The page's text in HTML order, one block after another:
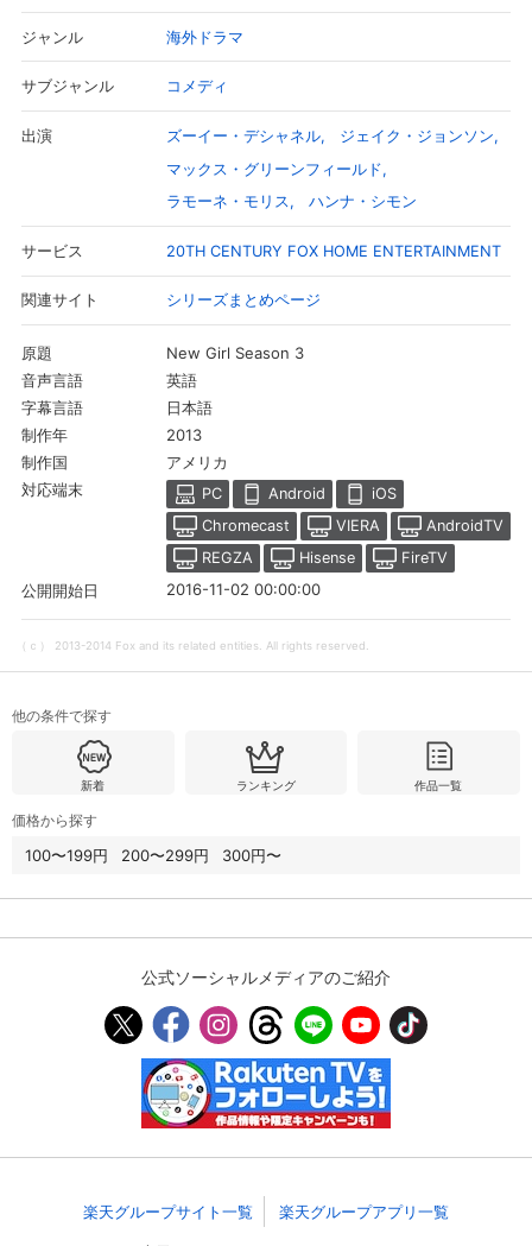
ジャンル 海外ドラマ
サブジャンル コメディ
出演 ズーイー・デシャネル
ジェイク・ジョンソン
マックス・グリーンフィールド
ラモーネ・モリス
ハンナ・シモン
サービス 20TH CENTURY FOX HOME ENTERTAINMENT
関連サイト シリーズまとめページ
原題 New Girl Season 3
音声言語 英語
字幕言語 日本語
制作年 2013
制作国 アメリカ
対応端末 PC Android
iOS
Chromecast
VIERA
AndroidTV
REGZA
Hisense
FireTV
公開開始日
2016-11-02 00:00:00
（ｃ） 2013-2014 Fox and its related entities. All rights reserved.
他の条件で探す
新着 ランキング 作品一覧
価格から探す
100〜199円 200〜299円 300円〜
公式ソーシャルメディアのご紹介
楽天グループサイト一覧 楽天グループアプリ一覧